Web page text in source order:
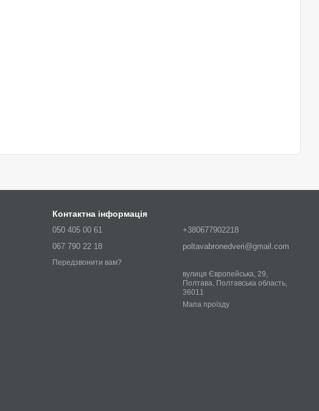
Контактна інформація
050 405 00 61
067 790 22 18
Передзвонити вам?
+380677902218
poltavabronedveri@gmail.com
вулиця Європейська, 29,
Полтава, Полтавська область,
36011
Мапа проїзду